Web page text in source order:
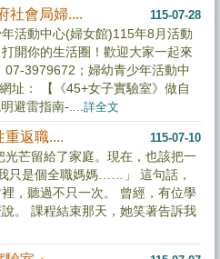
115-07-28
社會局婦....
活動中心(婦女館)115年8月活動
開你的生活圈！歡迎大家一起來
07-3979672；婦幼青少年活動中
址： 【《45+女子實驗室》做自
避雷指南-....詳全文
115-07-10
重返職....
光芒留給了家庭。現在，也該把一
只是個全職媽媽……」 這句話，
，聽過不只一次。 曾經，有位學
。 課程結束那天，她笑著告訴我